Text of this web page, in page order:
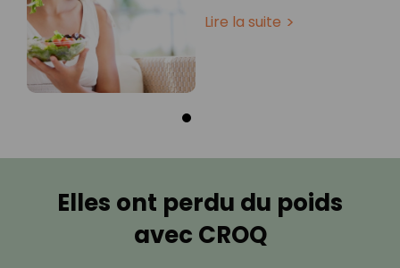
Lire la suite
Elles ont perdu du poids
avec CROQ